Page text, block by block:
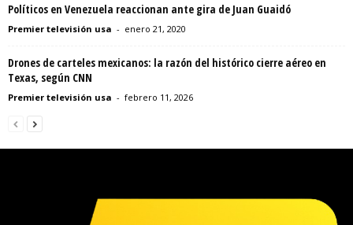
Políticos en Venezuela reaccionan ante gira de Juan Guaidó
Premier televisión usa - enero 21, 2020
Drones de carteles mexicanos: la razón del histórico cierre aéreo en
Texas, según CNN
Premier televisión usa - febrero 11, 2026